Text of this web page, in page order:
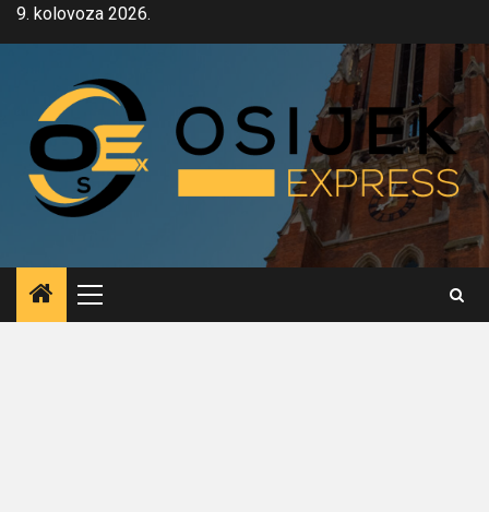
Skip9. kolovoza 2026.
Primary
Menu